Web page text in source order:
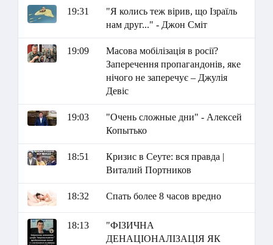
19:31
"Я колись теж вірив, що Ізраїль
нам друг..." - Джон Сміт
19:09
Масова мобілізація в росії?
Заперечення пропагандонів, яке
нічого не заперечує – Джулія
Девіс
19:03
"Очень сложные дни" - Алексей
Копытько
18:51
Кризис в Сеуте: вся правда |
Виталий Портников
18:32 Спать более 8 часов вредно
18:13
"ФІЗИЧНА
ДЕНАЦІОНАЛІЗАЦІЯ ЯК